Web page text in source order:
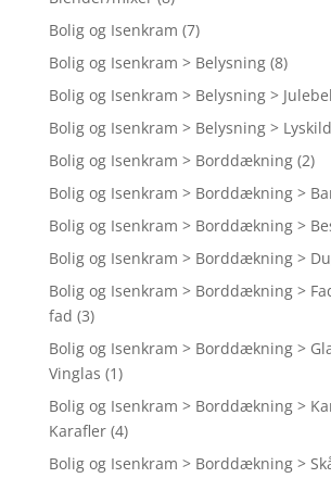
Bolig og Isenkram (7)
Bolig og Isenkram > Belysning (8)
Bolig og Isenkram > Belysning >
Bolig og Isenkram > Belysning >
Bolig og Isenkram > Borddækning (2)
Bolig og Isenkram > Borddækning >
Bolig og Isenkram > Borddækning >
Bolig og Isenkram > Borddækning >
Bolig og Isenkram > Borddækning >
fad (3)
Bolig og Isenkram > Borddækning >
Vinglas (1)
Bolig og Isenkram > Borddækning >
Karafler (4)
Bolig og Isenkram > Borddækning >